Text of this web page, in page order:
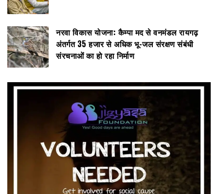
नरवा विकास योजना: कैम्पा मद से वनमंडल रायगढ़
अंतर्गत 35 हजार से अधिक भू-जल संरक्षण संबंधी
संरचनाओं का हो रहा निर्माण